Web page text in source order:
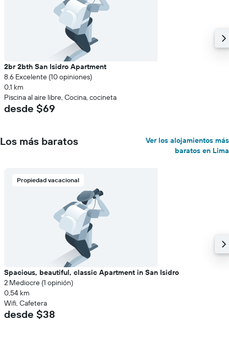
2br 2bth San Isidro Apartment
8.6 Excelente (10 opiniones)
0,1 km
Piscina al aire libre, Cocina, cocineta
desde $69
Los más baratos
Ver los alojamientos más
baratos en Lima
Propiedad vacacional
Spacious, beautiful, classic Apartment in San Isidro
2 Mediocre (1 opinión)
0,54 km
Wifi, Cafetera
desde $38